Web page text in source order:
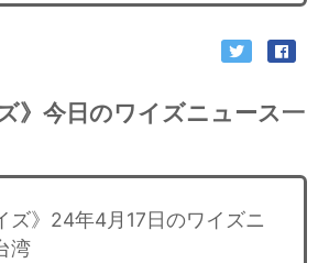
》今日のワイズニュース一
ズ》24年4月17日のワイズニ
湾